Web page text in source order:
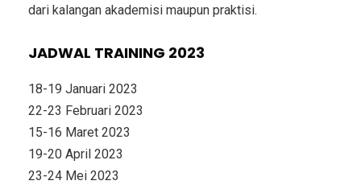
dari kalangan akademisi maupun praktisi.
JADWAL TRAINING 2023
18-19 Januari 2023
22-23 Februari 2023
15-16 Maret 2023
19-20 April 2023
23-24 Mei 2023